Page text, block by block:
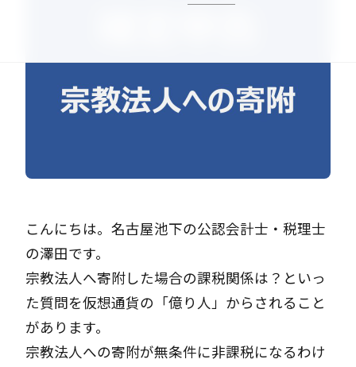
こんにちは。名古屋池下の公認会計士・税理士
の澤田です。
宗教法人へ寄附した場合の課税関係は？といっ
た質問を仮想通貨の「億り人」からされること
があります。
宗教法人への寄附が無条件に非課税になるわけ